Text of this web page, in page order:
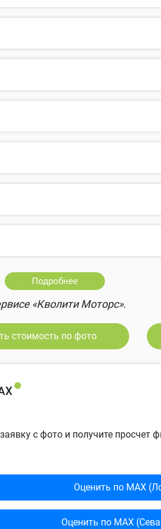
Подробнее
«Кволити Моторс».
стоимость по фото
с фото и получите просчет
Оценить по MAX
Оценить по MAX